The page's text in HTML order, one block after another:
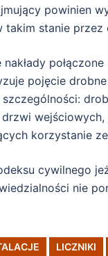
powinien
stanie przez
pojęcie
korzystanie
cywilnego
nie
LICZNIKI